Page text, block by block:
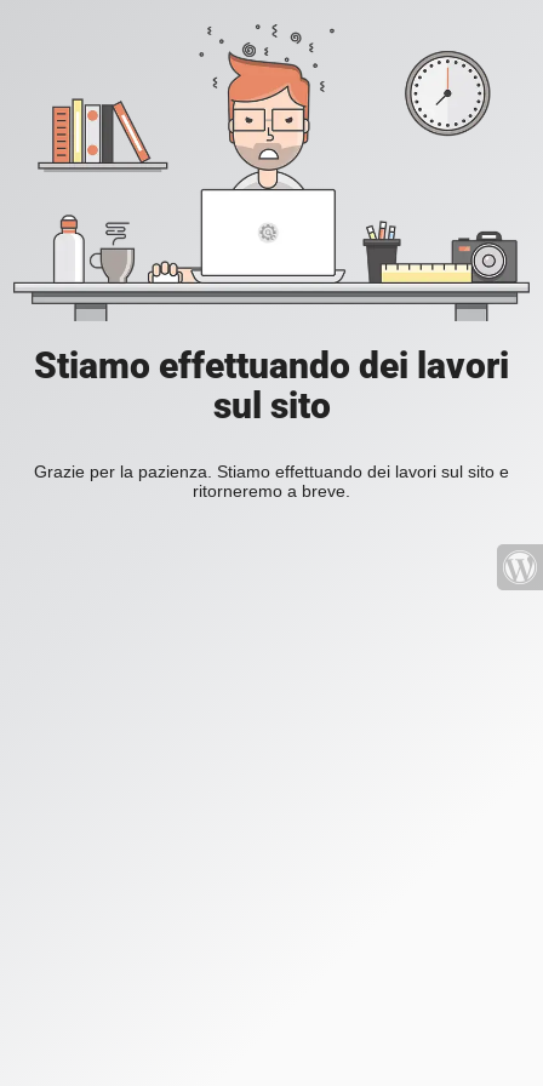
Stiamo effettuando dei lavori
sul sito
Grazie per la pazienza. Stiamo effettuando dei lavori sul sito e
ritorneremo a breve.